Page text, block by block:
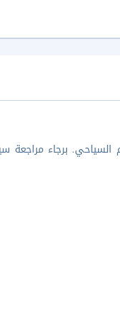
برجاء مراجعة